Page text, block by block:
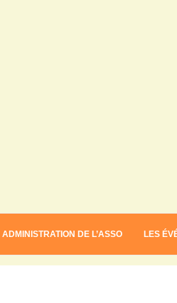
ADMINISTRATION DE L’ASSO LES